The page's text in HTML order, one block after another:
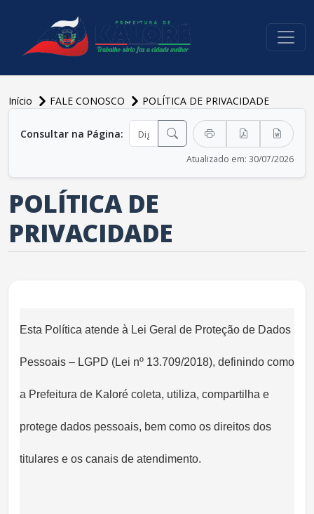
Início FALE CONOSCO
POLÍTICA DE PRIVACIDADE
Consultar na Página:
Atualizado em: 30/07/2026
POLÍTICA DE
PRIVACIDADE
Esta Política atende à Lei Geral de Proteção de Dados
Pessoais – LGPD (Lei nº 13.709/2018), definindo como
a Prefeitura de Kaloré coleta, utiliza, compartilha e
protege dados pessoais, bem como os direitos dos
titulares e os canais de atendimento.